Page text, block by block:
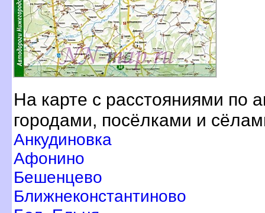
На карте с расстояниями по
ородами, посёлками и
Анкудиновка
Афонино
Бешенцево
Ближнеконстантиново